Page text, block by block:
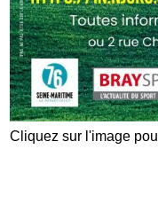
Cliquez sur l'image